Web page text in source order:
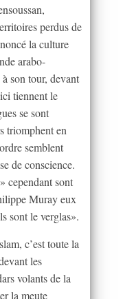
perdus de
la culture
arabo-
son tour, devant
tiennent le
se sont
triomphent en
semblent
de conscience.
cependant sont
Muray eux
sont le verglas».
c’est toute la
les
volants de la
la meute